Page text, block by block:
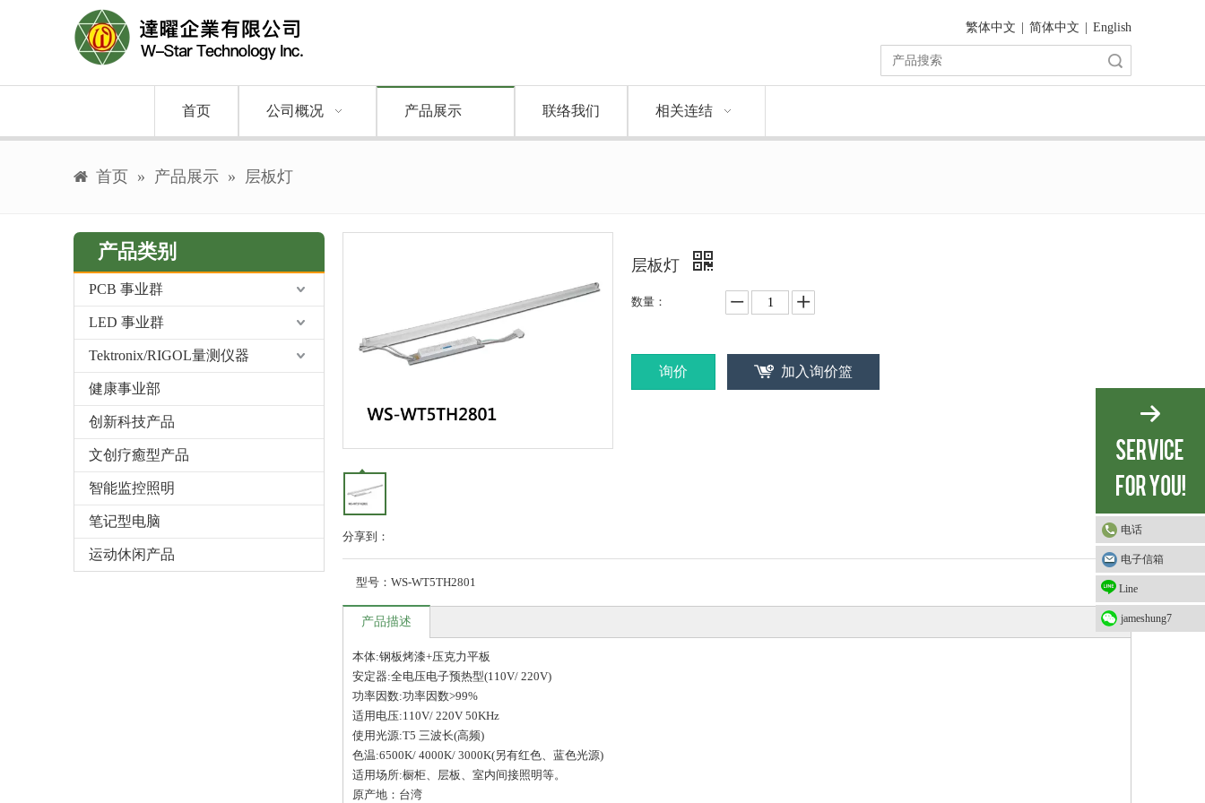
繁体中文 简体中文 English
首页 公司概况 产品展示 联络我们 相关连结
首页 » 产品展示 » 层板灯
产品类别
PCB 事业群
LED 事业群
Tektronix/RIGOL量测仪器
健康事业部
创新科技产品
文创疗癒型产品
智能监控照明
笔记型电脑
运动休闲产品
分享到：
层板灯
数量：
询价 加入询价篮
型号： WS-WT5TH2801
产品描述
本体:钢板烤漆+压克力平板
安定器:全电压电子预热型(110V/ 220V)
功率因数:功率因数>99%
适用电压:110V/ 220V 50KHz
使用光源:T5 三波长(高频)
色温:6500K/ 4000K/ 3000K(另有红色、蓝色光源)
适用场所:橱柜、层板、室内间接照明等。
原产地：台湾
电话
电子信箱
Line
jameshung7